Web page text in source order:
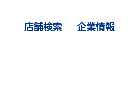
店舗検索 企業情報